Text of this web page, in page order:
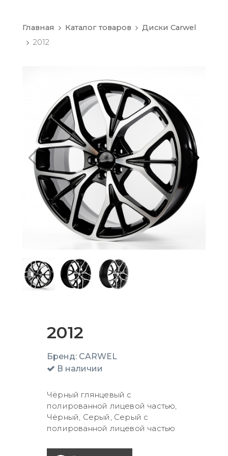
Главная Каталог товаров
Диски Carwel
2012
2012
Бренд: CARWEL
В наличии
Чёрный глянцевый с
полированной лицевой частью,
Чёрный, Серый, Серый с
полированной лицевой частью